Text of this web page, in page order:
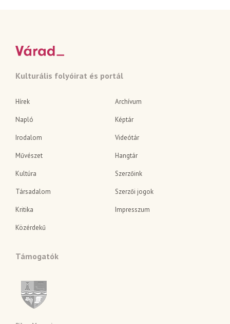
Kulturális folyóirat és portál
Hírek
Napló
Irodalom
Művészet
Kultúra
Társadalom
Kritika
Közérdekű
Archívum
Képtár
Videótár
Hangtár
Szerzőink
Szerzői jogok
Impresszum
Támogatók